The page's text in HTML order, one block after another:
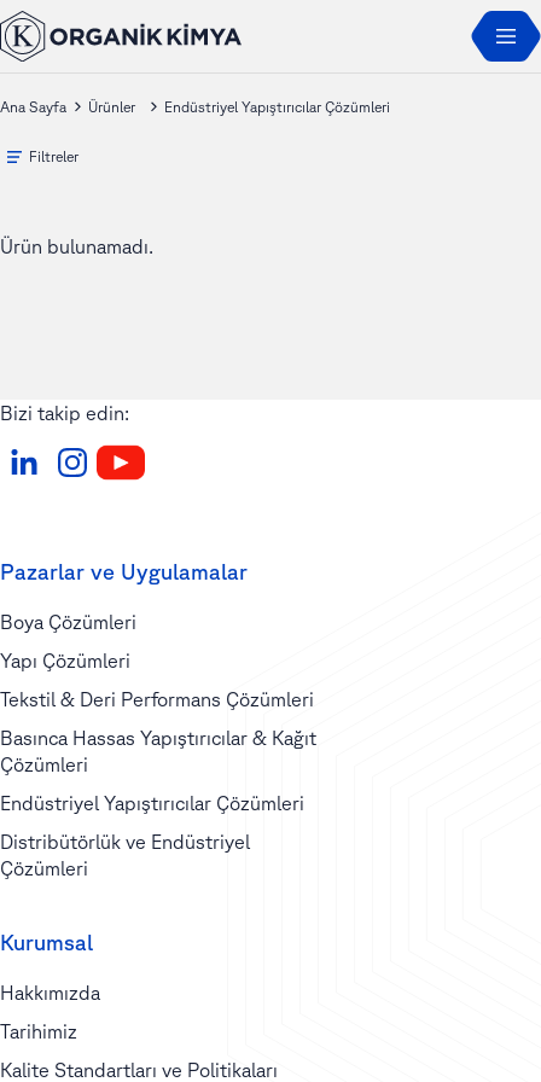
Ana Sayfa Ürünler Endüstriyel Yapıştırıcılar Çözümleri
Filtreler
Ürün bulunamadı.
Bizi takip edin:
Pazarlar ve Uygulamalar
Boya Çözümleri
Yapı Çözümleri
Tekstil & Deri Performans Çözümleri
Basınca Hassas Yapıştırıcılar & Kağıt
Çözümleri
Endüstriyel Yapıştırıcılar Çözümleri
Distribütörlük ve Endüstriyel
Çözümleri
Kurumsal
Hakkımızda
Tarihimiz
Kalite Standartları ve Politikaları